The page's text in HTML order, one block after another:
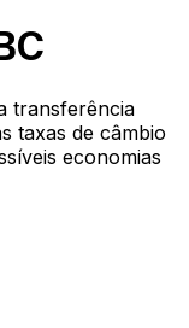
transferência
taxas de câmbio
economias